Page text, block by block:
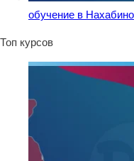
обучение в Нахабино
Топ курсов